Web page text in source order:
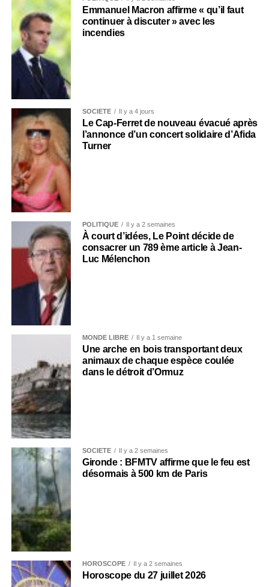
Emmanuel Macron affirme « qu’il faut
continuer à discuter » avec les
incendies
SOCIÉTÉ Il y a 4 jours
Le Cap-Ferret de nouveau évacué après
l’annonce d’un concert solidaire d’Afida
Turner
POLITIQUE Il y a 2 semaines
À court d’idées, Le Point décide de
consacrer un 789 ème article à Jean-
Luc Mélenchon
MONDE LIBRE Il y a 1 semaine
Une arche en bois transportant deux
animaux de chaque espèce coulée
dans le détroit d’Ormuz
SOCIÉTÉ Il y a 2 semaines
Gironde : BFMTV affirme que le feu est
désormais à 500 km de Paris
HOROSCOPE Il y a 2 semaines
Horoscope du 27 juillet 2026